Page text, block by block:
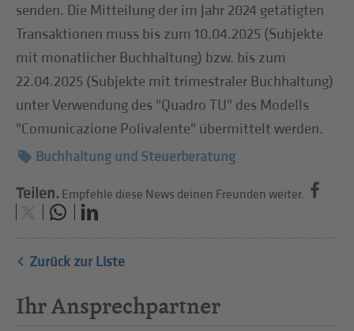
senden. Die Mitteilung der im Jahr 2024 getätigten
Transaktionen muss bis zum 10.04.2025 (Subjekte
mit monatlicher Buchhaltung) bzw. bis zum
22.04.2025 (Subjekte mit trimestraler Buchhaltung)
unter Verwendung des "Quadro TU" des Modells
"Comunicazione Polivalente" übermittelt werden.
Buchhaltung und Steuerberatung
Teilen. Empfehle diese News deinen Freunden weiter.
Zurück zur Liste
Ihr Ansprechpartner